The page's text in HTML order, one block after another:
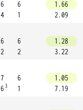
6
4
6
1
1.66
2.09
6
2
6
2
1.28
3.22
7
6 3
6
1
1.05
7.19